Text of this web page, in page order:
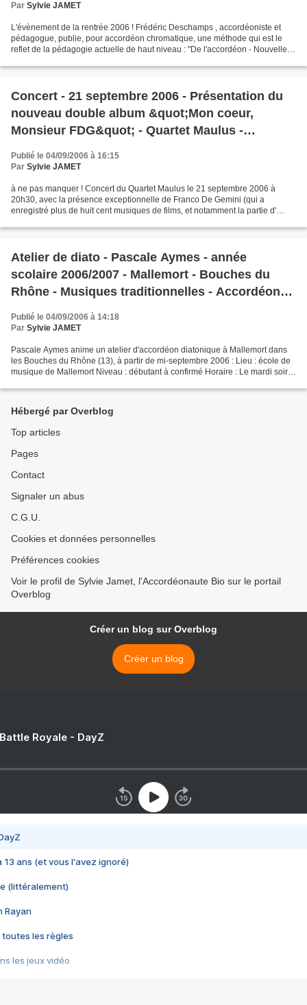
Par Sylvie JAMET
L'évènement de la rentrée 2006 ! Frédéric Deschamps , accordéoniste et
pédagogue, publie, pour accordéon chromatique, une méthode qui est le
reflet de la pédagogie actuelle de haut niveau : "De l'accordéon - Nouvelle
Concert - 21 septembre 2006 - Présentation du
nouveau double album &quot;Mon coeur,
Monsieur FDG&quot; - Quartet Maulus -
Sémaphore Cébazat 63 - accordéon swing
Publié le 04/09/2006 à 16:15
Par Sylvie JAMET
à ne pas manquer ! Concert du Quartet Maulus le 21 septembre 2006 à
20h30, avec la présence exceptionnelle de Franco De Gemini (qui a
enregistré plus de huit cent musiques de films, et notamment la partie d'
Atelier de diato - Pascale Aymes - année
scolaire 2006/2007 - Mallemort - Bouches du
Rhône - Musiques traditionnelles - Accordéon
diatonique
Publié le 04/09/2006 à 14:18
Par Sylvie JAMET
Pascale Aymes anime un atelier d'accordéon diatonique à Mallemort dans
les Bouches du Rhône (13), à partir de mi-septembre 2006 : Lieu : école de
musique de Mallemort Niveau : débutant à confirmé Horaire : Le mardi soir
Hébergé par Overblog
Top articles
Pages
Contact
Signaler un abus
C.G.U.
Cookies et données personnelles
Préférences cookies
Voir le profil de Sylvie Jamet, l'Accordéonaute Bio sur le portail
Overblog
Créer un blog sur Overblog
Créer un blog
Royale - DayZ
13 ans (et vous l'avez ignoré)
(littéralement)
Rayan
toutes les règles
les jeux vidéo